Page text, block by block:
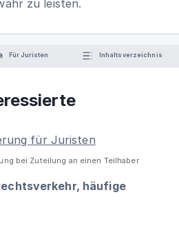
zu leisten.
Für Juristen Inhaltsverzeichnis
für Juristen
bei Zuteilung an einen Teilhaber
häufige